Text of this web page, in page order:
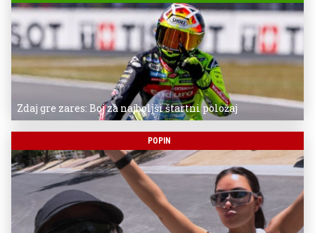
Zdaj gre zares: Boj za najboljši štartni položaj
POPIN